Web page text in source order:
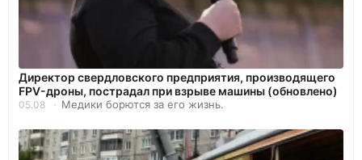
Директор свердловского предприятия, производящего
FPV-дроны, пострадал при взрыве машины (обновлено)
05.08 Медики борются за его жизнь.